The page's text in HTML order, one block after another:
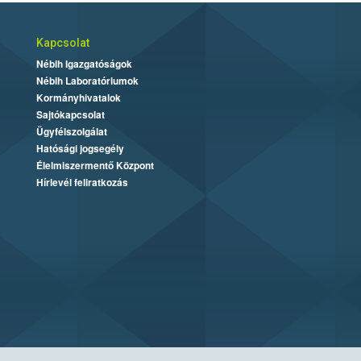
Kapcsolat
Nébih Igazgatóságok
Nébih Laboratóriumok
Kormányhivatalok
Sajtókapcsolat
Ügyfélszolgálat
Hatósági jogsegély
Élelmiszermentő Központ
Hírlevél feliratkozás